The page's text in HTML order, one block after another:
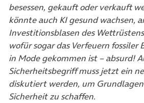
besessen, gekauft oder verkauft
könnte auch KI gesund wachsen,
Investitionsblasen des
wofür sogar das Verfeuern fossiler
in Mode gekommen ist – absurd!
Sicherheitsbegriff muss jetzt ein
diskutiert werden, um
Sicherheit zu schaffen.